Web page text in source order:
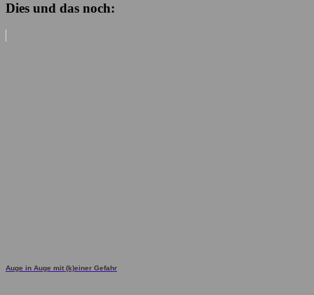
Dies und das noch:
Auge in Auge mit (k)einer Gefahr